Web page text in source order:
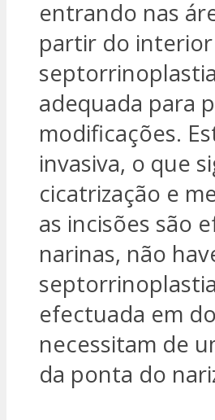
entrando nas
partir do
adequada para
modificações.
invasiva, o que
cicatrização e
as incisões são
narinas, não
efectuada em
necessitam de
da ponta do